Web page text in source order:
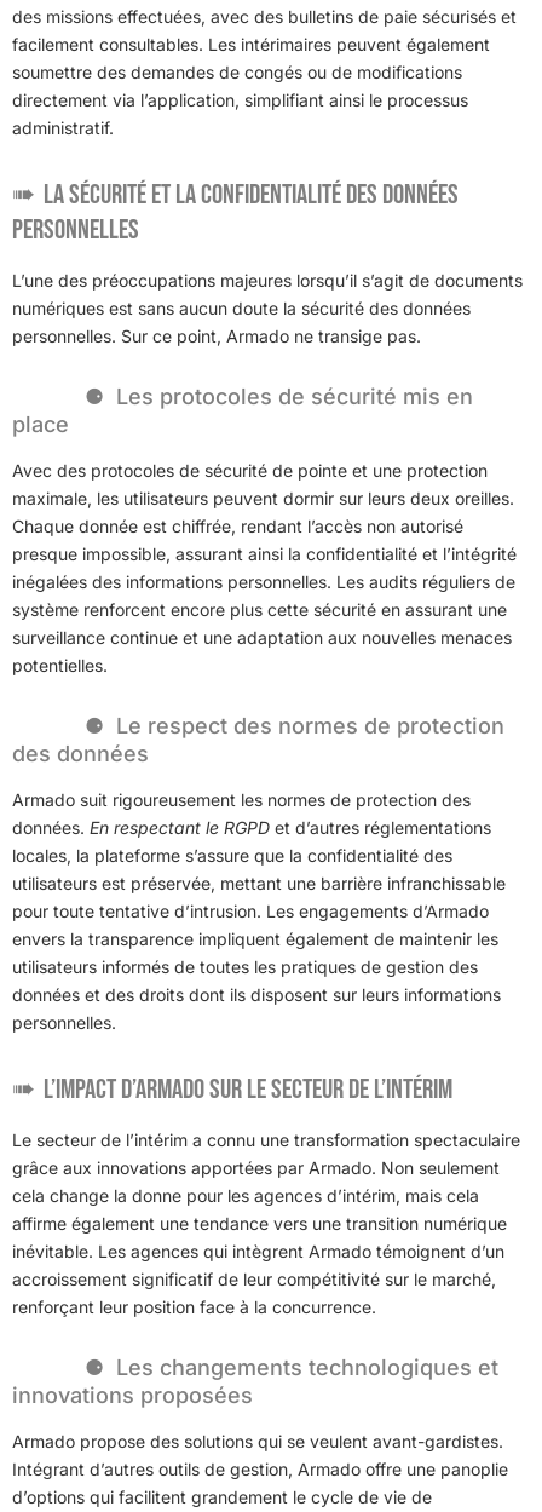
des missions effectuées, avec des bulletins de paie sécurisés et
facilement consultables. Les intérimaires peuvent également
soumettre des demandes de congés ou de modifications
directement via l’application, simplifiant ainsi le processus
administratif.
La sécurité et la confidentialité des données
personnelles
L’une des préoccupations majeures lorsqu’il s’agit de documents
numériques est sans aucun doute la sécurité des données
personnelles. Sur ce point, Armado ne transige pas.
Les protocoles de sécurité mis en
place
Avec des protocoles de sécurité de pointe et une protection
maximale, les utilisateurs peuvent dormir sur leurs deux oreilles.
Chaque donnée est chiffrée, rendant l’accès non autorisé
presque impossible, assurant ainsi la confidentialité et l’intégrité
inégalées des informations personnelles. Les audits réguliers de
système renforcent encore plus cette sécurité en assurant une
surveillance continue et une adaptation aux nouvelles menaces
potentielles.
Le respect des normes de protection
des données
Armado suit rigoureusement les normes de protection des
données. En respectant le RGPD et d’autres réglementations
locales, la plateforme s’assure que la confidentialité des
utilisateurs est préservée, mettant une barrière infranchissable
pour toute tentative d’intrusion. Les engagements d’Armado
envers la transparence impliquent également de maintenir les
utilisateurs informés de toutes les pratiques de gestion des
données et des droits dont ils disposent sur leurs informations
personnelles.
L’impact d’Armado sur le secteur de l’intérim
Le secteur de l’intérim a connu une transformation spectaculaire
grâce aux innovations apportées par Armado. Non seulement
cela change la donne pour les agences d’intérim, mais cela
affirme également une tendance vers une transition numérique
inévitable. Les agences qui intègrent Armado témoignent d’un
accroissement significatif de leur compétitivité sur le marché,
renforçant leur position face à la concurrence.
Les changements technologiques et
innovations proposées
Armado propose des solutions qui se veulent avant-gardistes.
Intégrant d’autres outils de gestion, Armado offre une panoplie
d’options qui facilitent grandement le cycle de vie de